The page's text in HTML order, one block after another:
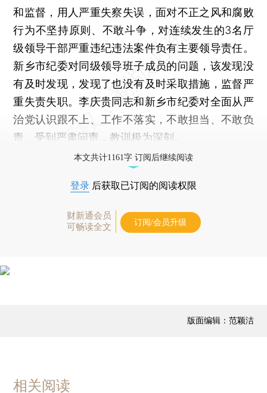
和监督，用人严重失察失误，面对不正之风和腐败
行为不坚持原则、不敢斗争，对连续发生的3名厅
级领导干部严重违纪违法案件负有主要领导责任。
新乡市纪委对同级领导班子成员的问题，该发现没
有及时发现，发现了也没有及时采取措施，监督严
重失责失职。李庆贵同志和新乡市纪委对全面从严
治党认识跟不上、工作不落实，不敢担当、不敢负
责，受到严肃问责，教训极为深刻。
本文共计1161字 订阅后继续阅读
登录 后获取已订阅的阅读权限
财新通会员
可畅读全文
订阅/会员升级
版面编辑：范颖洁
相关阅读